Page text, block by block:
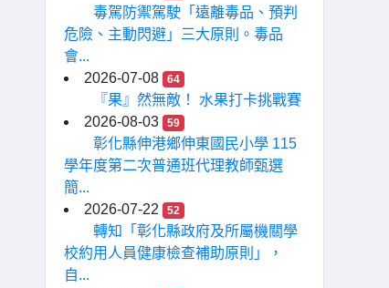
毒駕防禦駕駛「遠離毒品、預判
危險、主動閃避」三大原則。毒品
會...
2026-07-08
64
『果』然無敵！ 水果打卡挑戰賽
2026-08-03
59
彰化縣伸港鄉伸東國民小學 115
學年度第二次普通班代理教師甄選
簡...
2026-07-22
52
轉知「彰化縣政府及所屬機關學
校約用人員健康檢查補助原則」，
自...